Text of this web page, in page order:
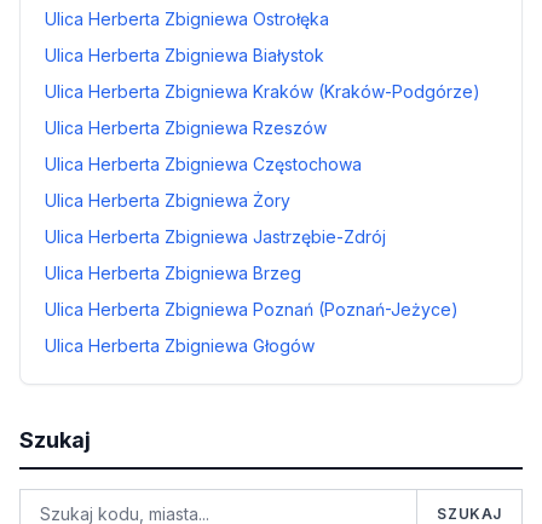
Ulica Herberta Zbigniewa Ostrołęka
Ulica Herberta Zbigniewa Białystok
Ulica Herberta Zbigniewa Kraków (Kraków-Podgórze)
Ulica Herberta Zbigniewa Rzeszów
Ulica Herberta Zbigniewa Częstochowa
Ulica Herberta Zbigniewa Żory
Ulica Herberta Zbigniewa Jastrzębie-Zdrój
Ulica Herberta Zbigniewa Brzeg
Ulica Herberta Zbigniewa Poznań (Poznań-Jeżyce)
Ulica Herberta Zbigniewa Głogów
Szukaj
SZUKAJ